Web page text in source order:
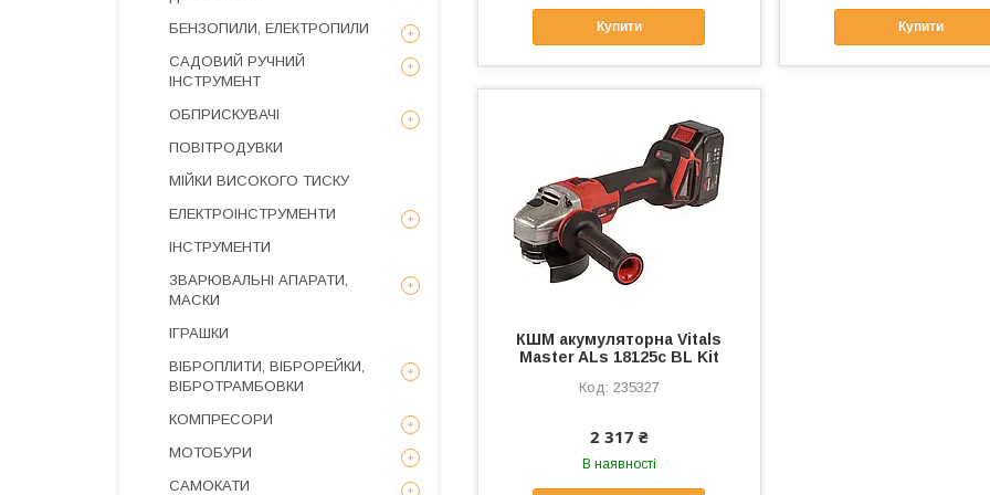
Купити Купити
КШМ акумуляторна Vitals
Master ALs 18125c BL Kit
235327
2 317 ₴
В наявності
БЕНЗОПИЛИ, ЕЛЕКТРОПИЛИ
САДОВИЙ РУЧНИЙ
ІНСТРУМЕНТ
ОБПРИСКУВАЧІ
ПОВІТРОДУВКИ
МІЙКИ ВИСОКОГО ТИСКУ
ЕЛЕКТРОІНСТРУМЕНТИ
ІНСТРУМЕНТИ
ЗВАРЮВАЛЬНІ АПАРАТИ,
МАСКИ
ІГРАШКИ
ВІБРОПЛИТИ, ВІБРОРЕЙКИ,
ВІБРОТРАМБОВКИ
КОМПРЕСОРИ
МОТОБУРИ
САМОКАТИ